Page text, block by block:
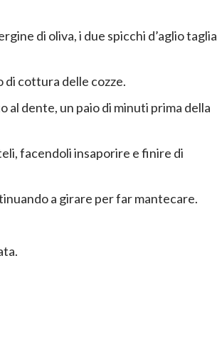
di oliva, i due spicchi d’aglio
di cottura delle cozze.
al dente, un paio di minuti prima della
facendoli insaporire e finire di
a girare per far mantecare.